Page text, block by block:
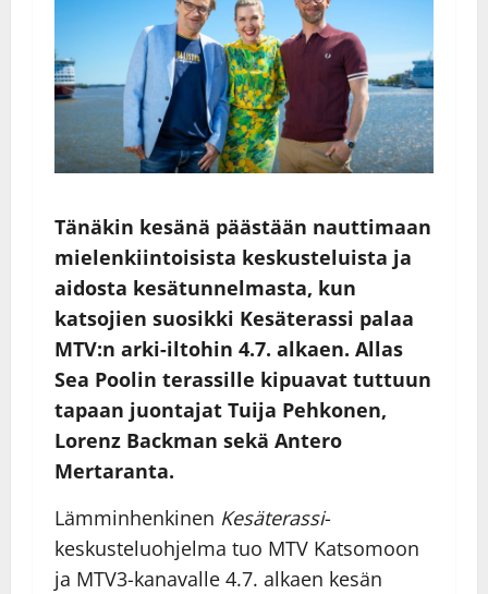
Tänäkin kesänä päästään nauttimaan
mielenkiintoisista keskusteluista ja
aidosta kesätunnelmasta, kun
katsojien suosikki Kesäterassi palaa
MTV:n arki-iltohin 4.7. alkaen. Allas
Sea Poolin terassille kipuavat tuttuun
tapaan juontajat Tuija Pehkonen,
Lorenz Backman sekä Antero
Mertaranta.
Lämminhenkinen Kesäterassi-
keskusteluohjelma tuo MTV Katsomoon
ja MTV3-kanavalle 4.7. alkaen kesän